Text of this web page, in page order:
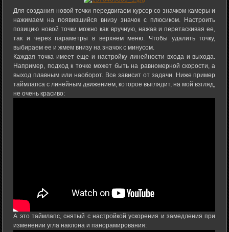
Для создания новой точки передвигаем курсор со значком камеры и
нажимаем на появившийся внизу значок с плюсиком. Настроить
позицию новой точки можно как вручную, нажав и перетаскивая ее,
так и через параметры в верхнем меню. Чтобы удалить точку,
выбираем ее и жмем внизу на значок с минусом.
Каждая точка имеет еще и настройку линейности входа и выхода.
Например, подход к точке может быть на равномерной скорости, а
выход плавным или наоборот. Все зависит от задачи. Ниже пример
таймлапса с линейным движением, которое выглядит, на мой взгляд,
не очень красиво:
А это таймлапс, снятый с настройкой ускорения и замедления при
изменении угла наклона и панорамирования: